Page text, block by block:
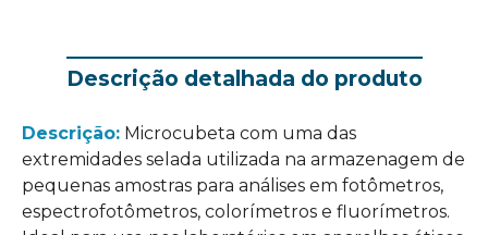
Descrição detalhada do produto
Descrição: Microcubeta com uma das
extremidades selada utilizada na armazenagem de
pequenas amostras para análises em fotômetros,
espectrofotômetros, colorímetros e fluorímetros.